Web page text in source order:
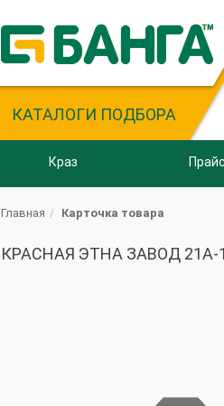
КАТАЛОГИ ПОДБОРА
Краз
Главная Карточка товара
КРАСНАЯ ЭТНА ЗАВОД 21А-